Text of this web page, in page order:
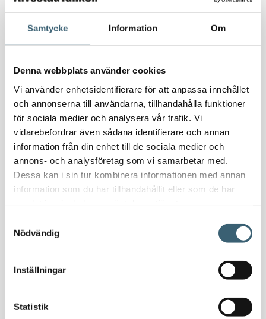
Samtycke Information Om
Denna webbplats använder cookies
Vi använder enhetsidentifierare för att anpassa innehållet
och annonserna till användarna, tillhandahålla funktioner
för sociala medier och analysera vår trafik. Vi
vidarebefordrar även sådana identifierare och annan
information från din enhet till de sociala medier och
annons- och analysföretag som vi samarbetar med.
Dessa kan i sin tur kombinera informationen med annan
information som du har tillhandahållit eller som de har
Nödvändig
Inställningar
Statistik
Bufferttankar till växtskyddsspruta
Vattenplattformar
Vattenvagnar
Nödvattenutrustning
Specialsvetsade lagringstankar
Ståltankar för lagring, transport & process
AdBlue
AdBluetankar
AdBlue transporttankar
AdBluepumpar & tillbehör
Diesel
Dieseltank reservdelar & tillbehör